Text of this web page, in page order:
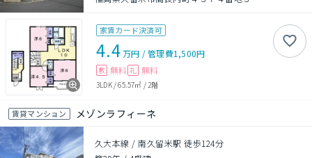
家賃カード決済可
4.4万円 /管理費1,500円
敷 無料 礼 無料
3LDK/65.57㎡ /2階
賃貸マンション メゾンラフィーネ
久大本線 / 南久留米駅 徒歩124分